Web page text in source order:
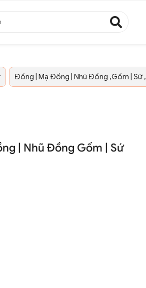
Đồng | Mạ Đồng | Nhũ Đồng ,Gốm | Sứ ,
| Nhũ Đồng Gốm | Sứ